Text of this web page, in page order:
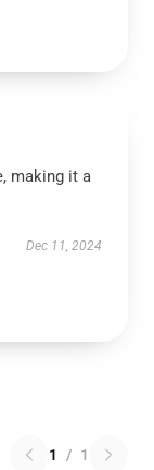
making it a
Dec 11, 2024
1 / 1